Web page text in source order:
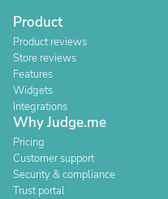
Product
Product reviews
Store reviews
Features
Widgets
Integrations
Why Judge.me
Pricing
Customer support
Security & compliance
Trust portal